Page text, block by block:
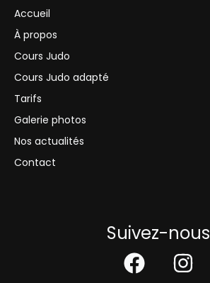
Accueil
À propos
Cours Judo
Cours Judo adapté
Tarifs
Galerie photos
Nos actualités
Contact
Suivez-nous